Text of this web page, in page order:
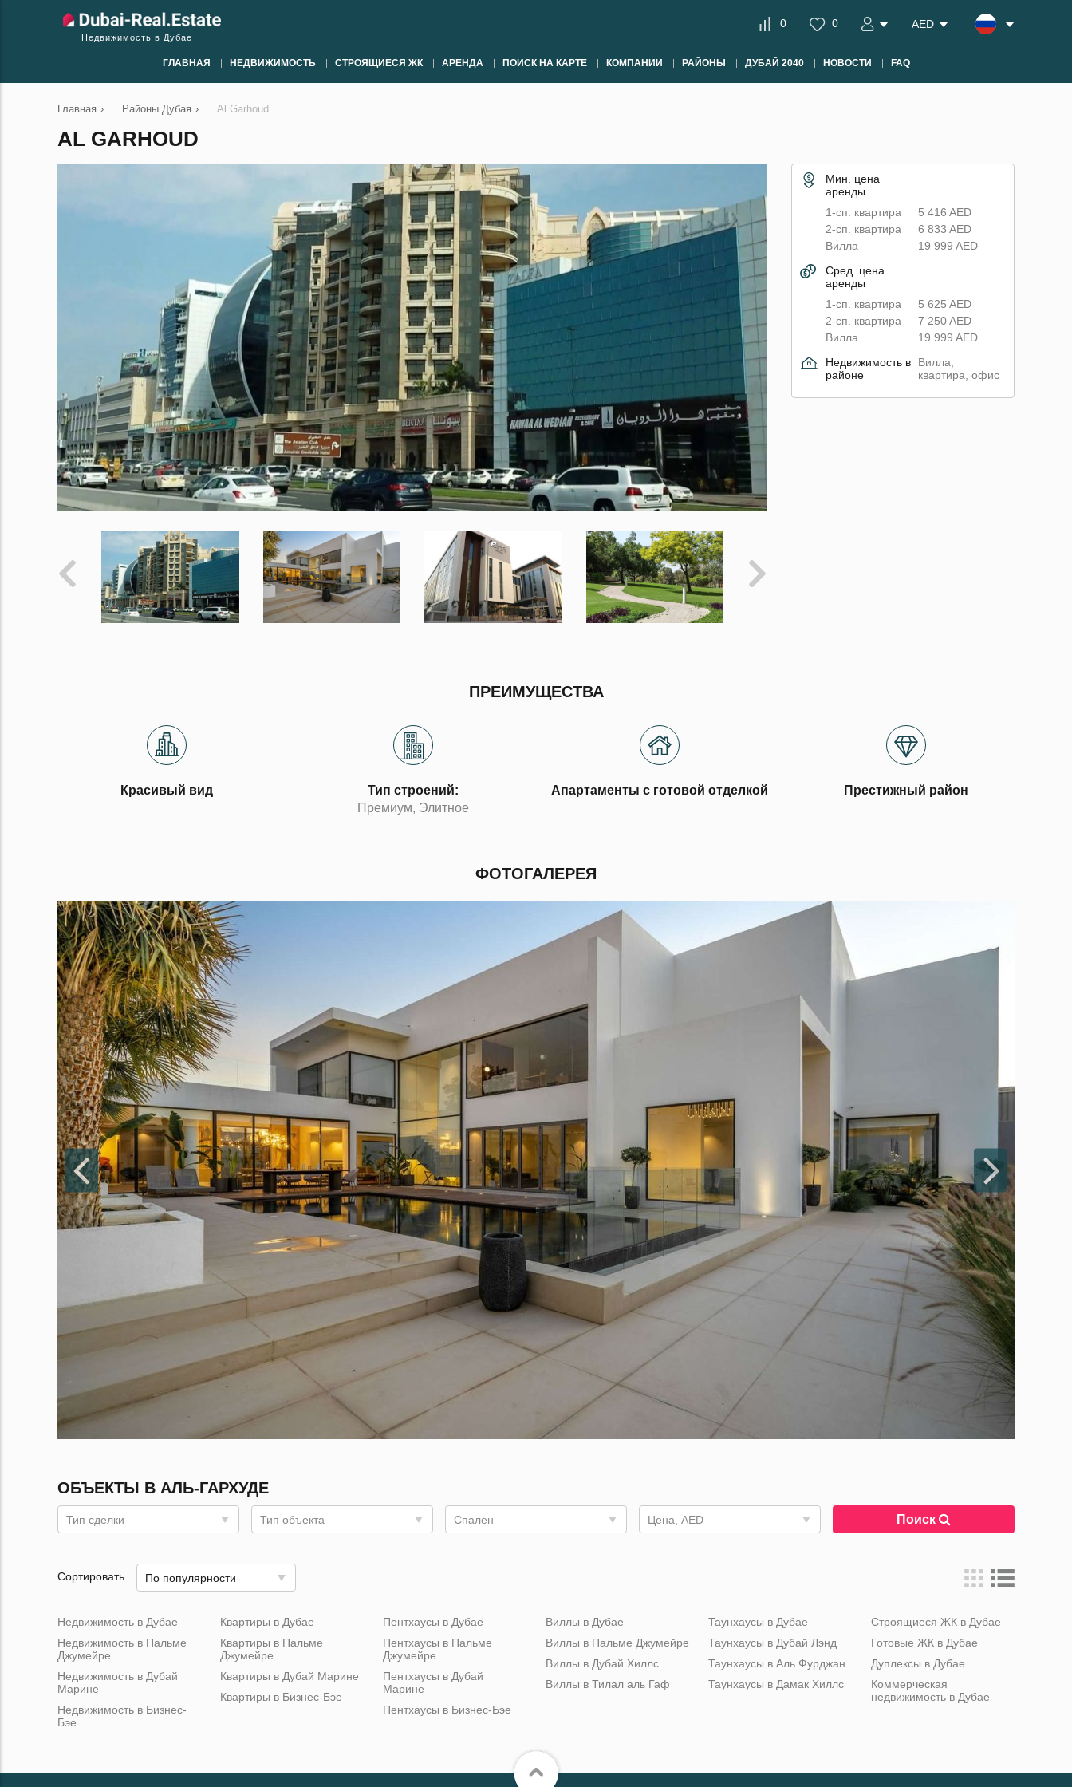
Недвижимость в Дубае
0 0 AED
ГЛАВНАЯ НЕДВИЖИМОСТЬ СТРОЯЩИЕСЯ ЖК АРЕНДА ПОИСК НА КАРТЕ КОМПАНИИ РАЙОНЫ ДУБАЙ 2040 НОВОСТИ FAQ
Главная › Районы Дубая › Al Garhoud
AL GARHOUD
Мин. цена
аренды
1-сп. квартира
5 416 AED
2-сп. квартира
6 833 AED
Вилла
19 999 AED
Сред. цена
аренды
1-сп. квартира
5 625 AED
2-сп. квартира
7 250 AED
Вилла
19 999 AED
Недвижимость в
районе
Вилла,
квартира, офис
ПРЕИМУЩЕСТВА
Красивый вид
Тип строений:
Премиум, Элитное
Апартаменты с готовой отделкой Престижный район
ФОТОГАЛЕРЕЯ
ОБЪЕКТЫ В АЛЬ-ГАРХУДЕ
Тип сделки Тип объекта Спален Цена, AED Поиск
Сортировать По популярности
Недвижимость в Дубае
Недвижимость в Пальме
Джумейре
Недвижимость в Дубай
Марине
Недвижимость в Бизнес-
Бэе
Квартиры в Дубае
Квартиры в Пальме
Джумейре
Квартиры в Дубай Марине
Квартиры в Бизнес-Бэе
Пентхаусы в Дубае
Пентхаусы в Пальме
Джумейре
Пентхаусы в Дубай
Марине
Пентхаусы в Бизнес-Бэе
Виллы в Дубае
Виллы в Пальме Джумейре
Виллы в Дубай Хиллс
Виллы в Тилал аль Гаф
Таунхаусы в Дубае
Таунхаусы в Дубай Лэнд
Таунхаусы в Аль Фурджан
Таунхаусы в Дамак Хиллс
Строящиеся ЖК в Дубае
Готовые ЖК в Дубае
Дуплексы в Дубае
Коммерческая
недвижимость в Дубае